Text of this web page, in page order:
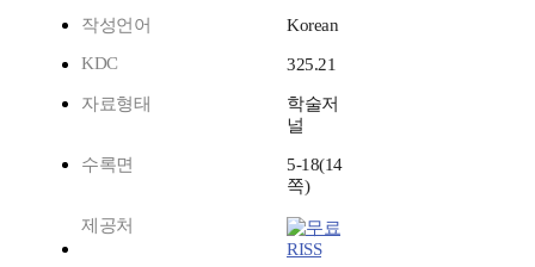
작성언어
Korean
KDC
325.21
자료형태
학술저
널
수록면
5-18(14
쪽)
제공처
RISS